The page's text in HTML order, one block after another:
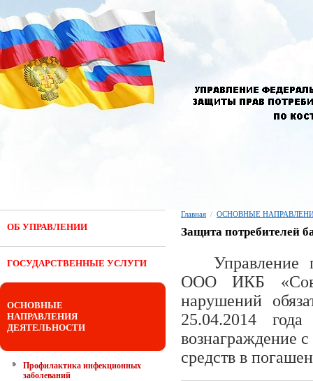
ОБ УПРАВЛЕНИИ
ГОСУДАРСТВЕННЫЕ УСЛУГИ
ОСНОВНЫЕ
НАПРАВЛЕНИЯ
ДЕЯТЕЛЬНОСТИ
Профилактика инфекционных
заболеваний
Главная / ОСНОВНЫЕ
Защита потребителей
Управление
ООО ИКБ
нарушений
25.04.2014
вознаграждение
средств в